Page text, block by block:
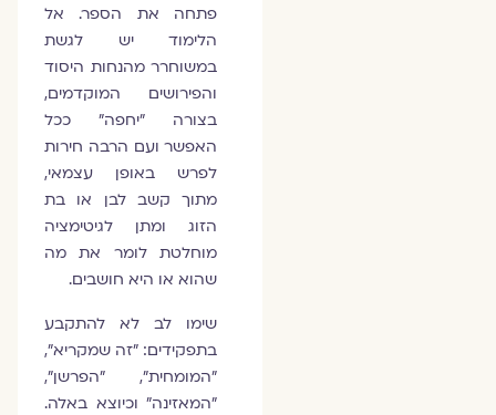
פתחה את הספר. אל
הלימוד יש לגשת
במשוחרר מהנחות היסוד
והפירושים המוקדמים,
בצורה "יחפה" ככל
האפשר ועם הרבה חירות
לפרש באופן עצמאי,
מתוך קשב לבן או בת
הזוג ומתן לגיטימציה
מוחלטת לומר את מה
שהוא או היא חושבים.
שימו לב לא להתקבע
בתפקידים: "זה שמקריא",
"המומחית", "הפרשן",
"המאזינה" וכיוצא באלה.